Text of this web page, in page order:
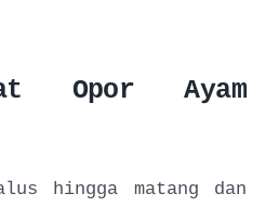
Opor Ayam
hingga matang dan